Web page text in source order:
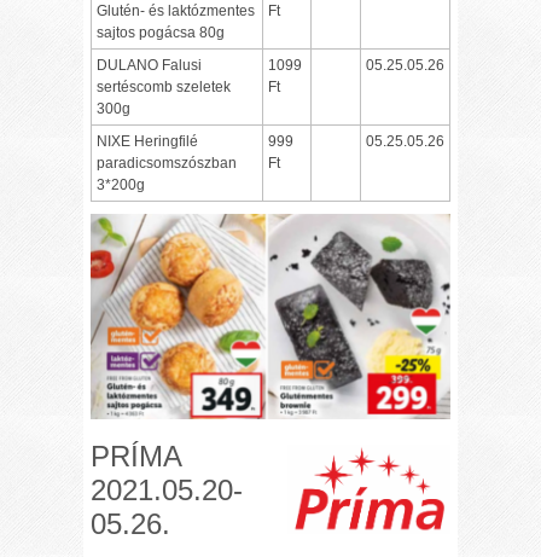
Glutén- és laktózmentes
sajtos pogácsa 80g
Ft
DULANO Falusi
sertéscomb szeletek
300g
1099
Ft
05.25.05.26
NIXE Heringfilé
paradicsomszószban
3*200g
999
Ft
05.25.05.26
PRÍMA
2021.05.20-
05.26.